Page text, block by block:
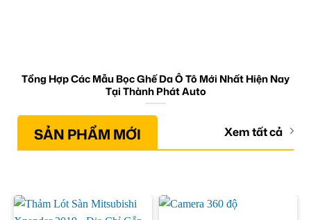
Tổng Hợp Các Mẫu Bọc Ghế Da Ô Tô Mới Nhất Hiện Nay
Tại Thành Phát Auto
SẢN PHẨM MỚI Xem tất cả